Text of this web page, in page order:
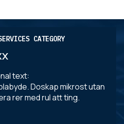
CATEGORY
text:
Doskap mikrost utan
rer med rul att ting.